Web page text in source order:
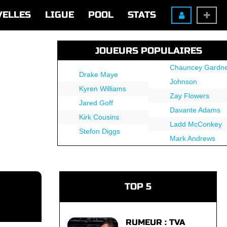
LIGUE POOL STATS
JOUEURS POPULAIRES
Drake Maye
Kyren Williams
Jared Goff
Kirk Cousins
Stefon Diggs
Chauncey
Johnson
Zay Flowers
Davante Adams
Ladd McConkey
Mark Andrews
TOP 5
RUMEUR : TVA